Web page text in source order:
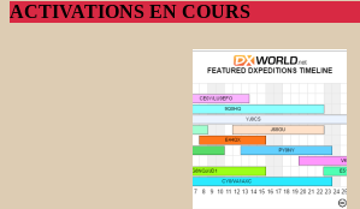
ACTIVATIONS EN COURS